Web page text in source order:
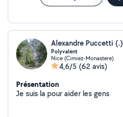
Alexandre Puccetti (.)
Polyvalent
Nice (Cimiez-Monastere)
4,6/5 (62 avis)
Présentation
Je suis la pour aider les gens